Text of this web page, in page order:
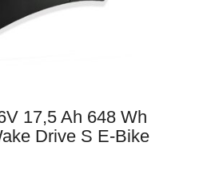
17,5 Ah 648 Wh
Drive S E-Bike